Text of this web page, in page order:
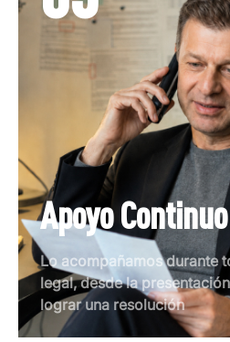
Apoyo Continuo
Lo acompañamos durante
legal, desde la
lograr una resolución